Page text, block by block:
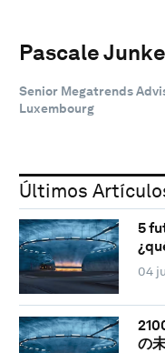
Pascale
Senior Megatrends
Luxembourg
Últimos
5
04
の